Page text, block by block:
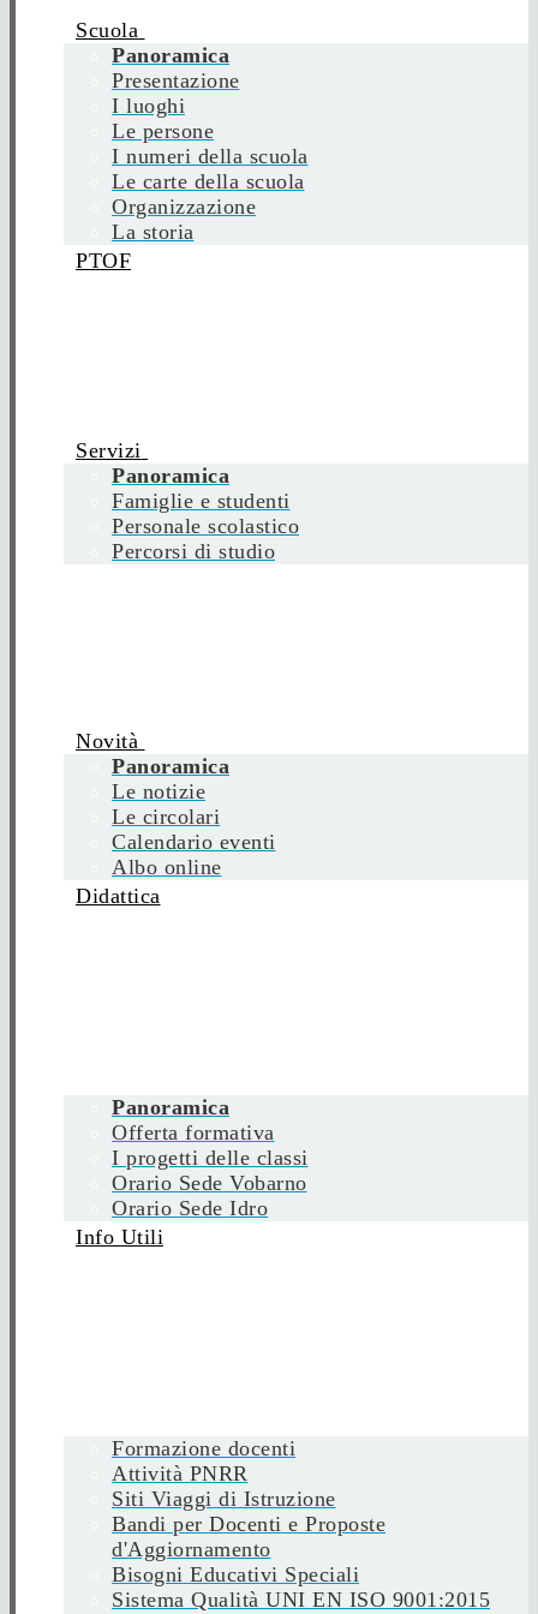
Scuola
Panoramica
Presentazione
I luoghi
Le persone
I numeri della scuola
Le carte della scuola
Organizzazione
La storia
PTOF
Servizi
Panoramica
Famiglie e studenti
Personale scolastico
Percorsi di studio
Novità
Panoramica
Le notizie
Le circolari
Calendario eventi
Albo online
Didattica
Panoramica
Offerta formativa
I progetti delle classi
Orario Sede Vobarno
Orario Sede Idro
Info Utili
Formazione docenti
Attività PNRR
Siti Viaggi di Istruzione
Bandi per Docenti e Proposte
d'Aggiornamento
Bisogni Educativi Speciali
Sistema Qualità UNI EN ISO 9001:2015